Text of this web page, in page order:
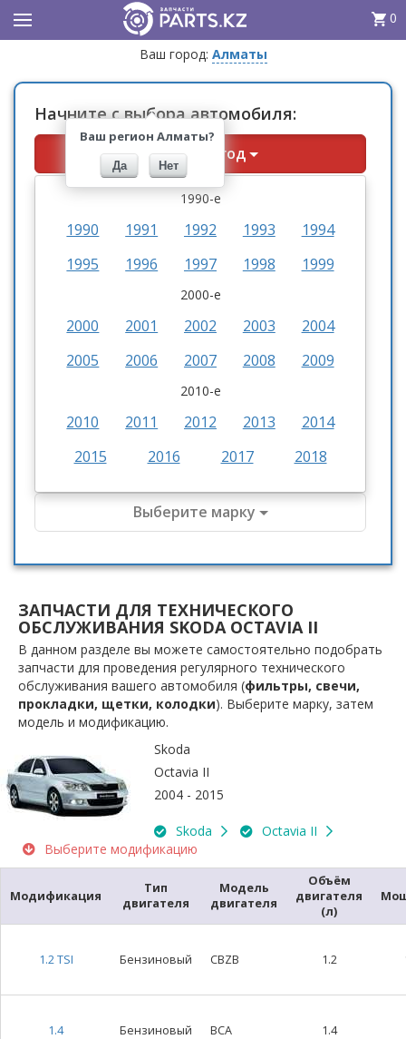
0
Ваш город: Алматы
Ваш регион Алматы?
Да Нет
Начните с выбора автомобиля:
Выберите год
1990-е
1990 1991 1992 1993
1994
1995
1996 1997 1998 1999
2000-е
2000 2001 2002 2003
2004
2005
2006 2007 2008 2009
2010-е
2010 2011 2012 2013
2014
2015
2016 2017 2018
Выберите марку
ЗАПЧАСТИ ДЛЯ ТЕХНИЧЕСКОГО
ОБСЛУЖИВАНИЯ SKODA OCTAVIA II
В данном разделе вы можете самостоятельно подобрать
запчасти для проведения регулярного технического
обслуживания вашего автомобиля (фильтры, свечи,
прокладки, щетки, колодки). Выберите марку, затем
модель и модификацию.
Skoda
Octavia II
2004 - 2015
Skoda
Octavia II
Выберите модификацию
Модификация
Тип
двигателя
Модель
двигателя
Объём
двигателя
(л)
1.2 TSI Бензиновый CBZB 1.2
1.4 Бензиновый BCA 1.4